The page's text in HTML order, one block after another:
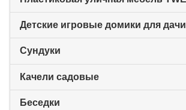
Детские игровые домики для дачи
Сундуки
Качели садовые
Беседки